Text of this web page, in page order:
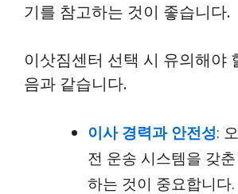
기를 참고하는 것이 좋습니다.
이삿짐센터 선택 시 유의해야
음과 같습니다.
이사 경력과 안전성:
전 운송 시스템을 갖
하는 것이 중요합니다.